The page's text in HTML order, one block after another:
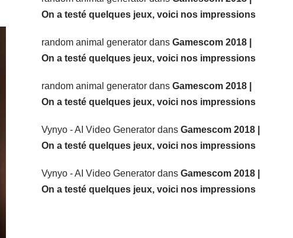
On a testé quelques jeux, voici nos impressions
random animal generatordans Gamescom 2018 |
On a testé quelques jeux, voici nos impressions
random animal generatordans Gamescom 2018 |
On a testé quelques jeux, voici nos impressions
Vynyo - AI Video Generatordans Gamescom 2018 |
On a testé quelques jeux, voici nos impressions
Vynyo - AI Video Generatordans Gamescom 2018 |
On a testé quelques jeux, voici nos impressions